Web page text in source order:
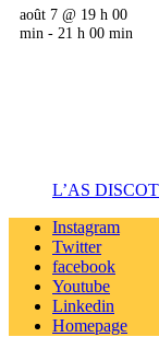
août 7 @ 19 h 00
min - 21 h 00 min
L’AS
Instagram
Twitter
facebook
Youtube
Linkedin
Homepage